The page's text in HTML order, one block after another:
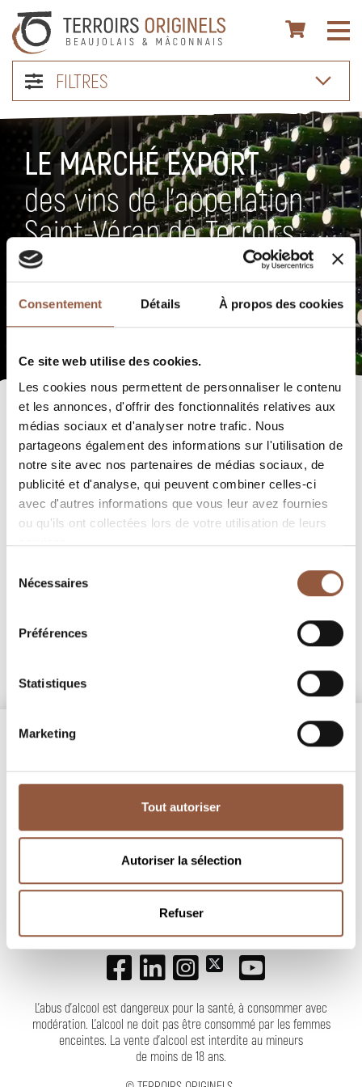
Consentement Détails À propos des cookies
Ce site web utilise des cookies.
Les cookies nous permettent de personnaliser le contenu
et les annonces, d'offrir des fonctionnalités relatives aux
médias sociaux et d'analyser notre trafic. Nous
partageons également des informations sur l'utilisation de
notre site avec nos partenaires de médias sociaux, de
publicité et d'analyse, qui peuvent combiner celles-ci
avec d'autres informations que vous leur avez fournies
ou qu'ils ont collectées lors de votre utilisation de leurs
services.
Nécessaires
Préférences
Statistiques
Marketing
Tout autoriser
Autoriser la sélection
Refuser
FILTRES
LE MARCHÉ EXPORT
des vins de l’appellation
Saint-Véran de Terroirs
Originels
Toutes les AOC du Beaujolais et un choix important de vins
du Mâconnais et Côteaux du Lyonnais.
Aucun vin à afficher, revenez plus tard.
NEWSLETTER
L'abus d'alcool est dangereux pour la santé, à consommer avec
modération. L’alcool ne doit pas être consommé par les femmes
enceintes. La vente d'alcool est interdite au mineurs
de moins de 18 ans.